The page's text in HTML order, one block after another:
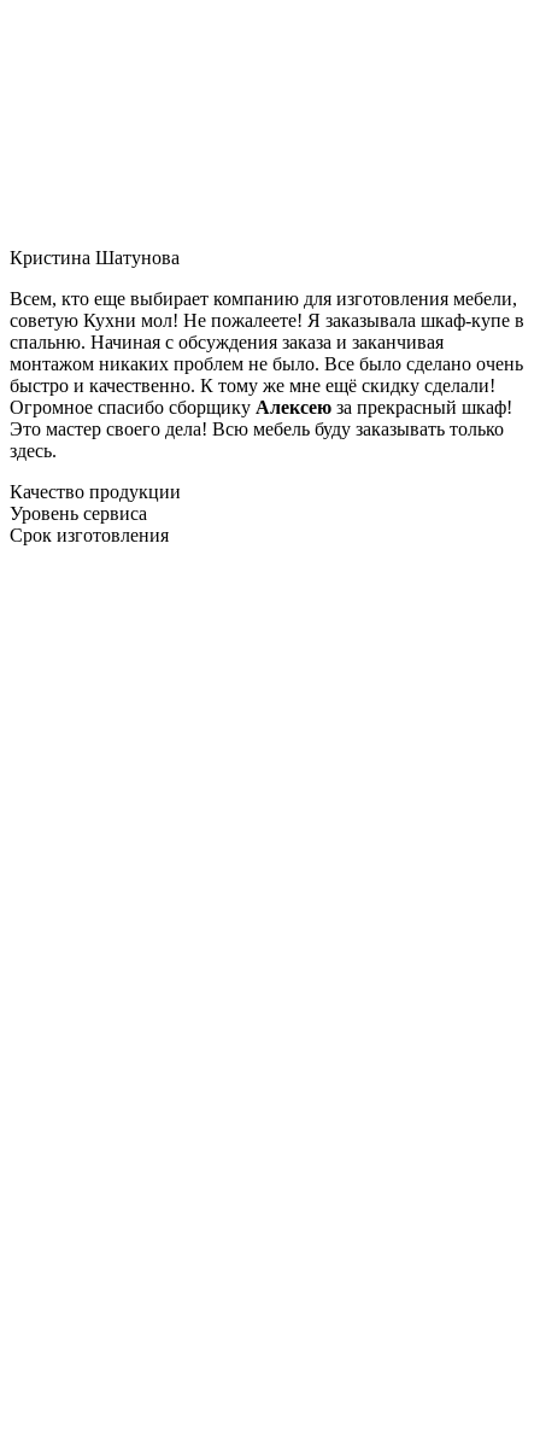
Кристина Шатунова
Всем, кто еще выбирает компанию для изготовления мебели,
советую Кухни мол! Не пожалеете! Я заказывала шкаф-купе в
спальню. Начиная с обсуждения заказа и заканчивая
монтажом никаких проблем не было. Все было сделано очень
быстро и качественно. К тому же мне ещё скидку сделали!
Огромное спасибо сборщику Алексею за прекрасный шкаф!
Это мастер своего дела! Всю мебель буду заказывать только
здесь.
Качество продукции
Уровень сервиса
Срок изготовления